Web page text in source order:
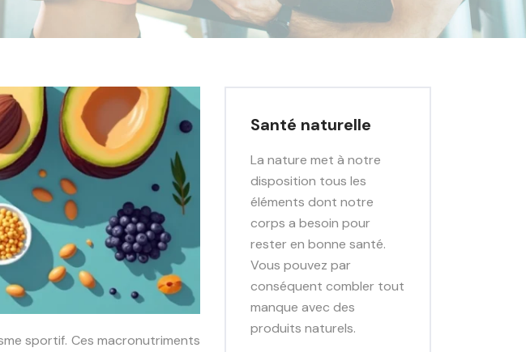
sportif. Ces macronutriments
Santé naturelle
La nature met à notre
disposition tous les
éléments dont notre
corps a besoin pour
rester en bonne santé.
Vous pouvez par
conséquent combler tout
manque avec des
produits naturels.